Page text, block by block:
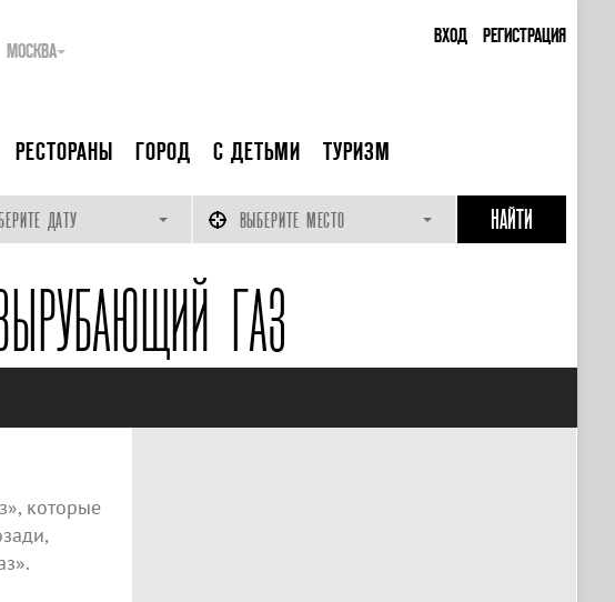
ВХОД РЕГИСТРАЦИЯ
МОСКВА
РЕСТОРАНЫ ГОРОД С ДЕТЬМИ ТУРИЗМ
ДАТУ ВЫБЕРИТЕ МЕСТО
ГАЗ
которые